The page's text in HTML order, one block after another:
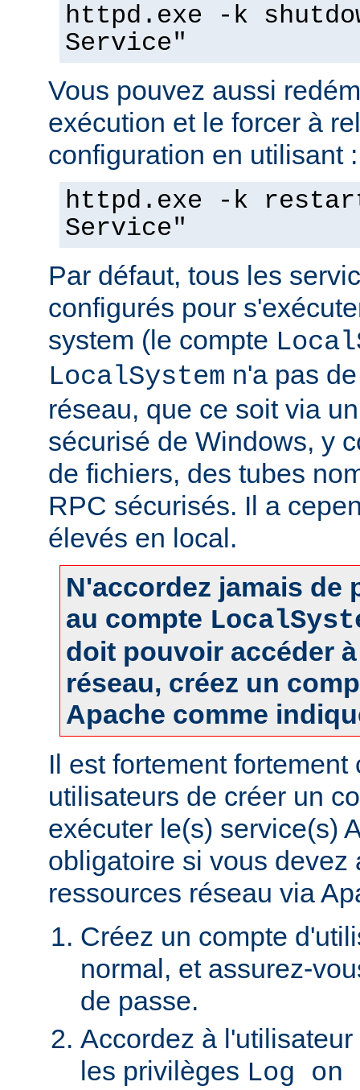
httpd.exe -k
Service"
Vous pouvez aussi
exécution et le forcer à
configuration en utilisant :
httpd.exe -k
Service"
Par défaut, tous les
configurés pour
system (le compte
LocalSystem n'a pas
réseau, que ce soit via
sécurisé de Windows, y
de fichiers, des tubes
RPC sécurisés. Il a
élevés en local.
N'accordez jamais de
au compte
doit pouvoir accéder
réseau, créez un
Apache comme
Il est fortement
utilisateurs de créer un
exécuter le(s) service(s)
obligatoire si vous devez
ressources réseau via
Créez un compte
normal, et assurez-
de passe.
Accordez à
les privilèges Log